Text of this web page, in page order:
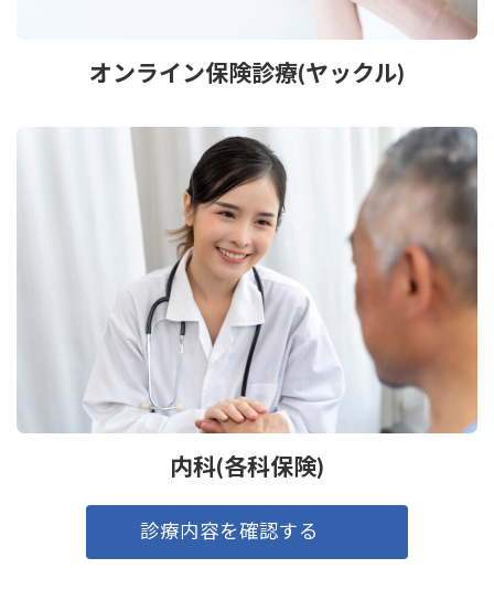
オンライン保険診療(ヤックル)
内科(各科保険)
診療内容を確認する